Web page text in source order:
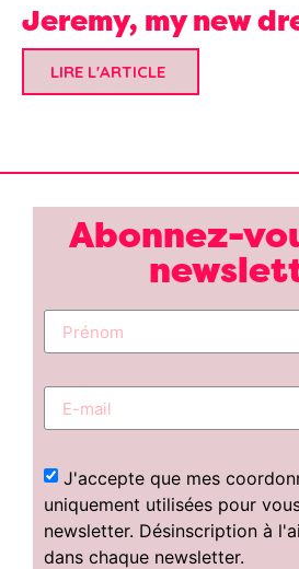
Jeremy, my new
LIRE L'ARTICLE
Abonnez-
J'accepte que mes
uniquement utilisées pour
newsletter. Désinscription à
dans chaque newsletter.